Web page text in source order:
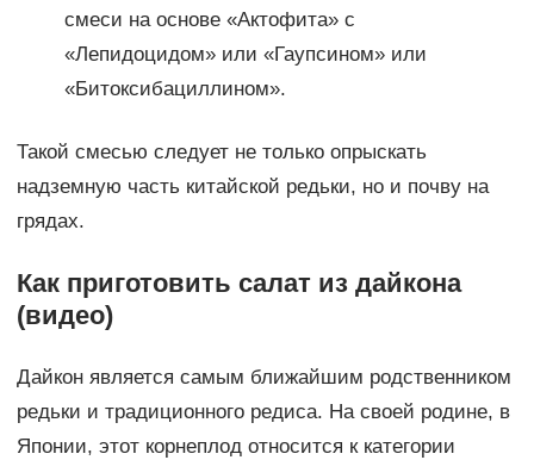
смеси на основе «Актофита» с
«Лепидоцидом» или «Гаупсином» или
«Битоксибациллином».
Такой смесью следует не только опрыскать
надземную часть китайской редьки, но и почву на
грядах.
Как приготовить салат из дайкона
(видео)
Дайкон является самым ближайшим родственником
редьки и традиционного редиса. На своей родине, в
Японии, этот корнеплод относится к категории